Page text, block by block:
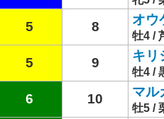
5 8 オウ
牡4 /
5 9 キリ
牡4 /
6 10 マル
牡5 /